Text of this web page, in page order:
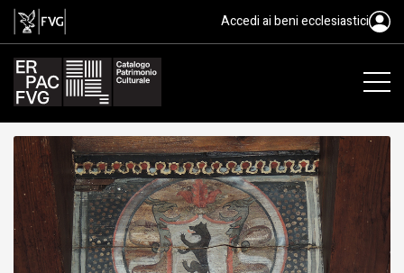
tavoletta da soffitto, ambito
Accedi ai beni ecclesiastici